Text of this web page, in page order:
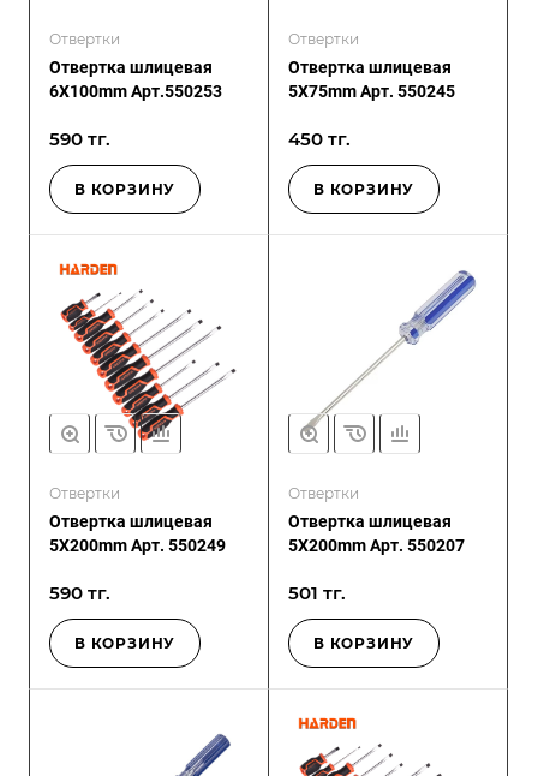
Отвертки
Отвертка шлицевая
6X100mm Арт.550253
590 тг.
В КОРЗИНУ
Отвертки
Отвертка шлицевая
5X75mm Арт. 550245
450 тг.
В КОРЗИНУ
Отвертки
Отвертка шлицевая
5X200mm Арт. 550249
590 тг.
В КОРЗИНУ
Отвертки
Отвертка шлицевая
5X200mm Арт. 550207
501 тг.
В КОРЗИНУ